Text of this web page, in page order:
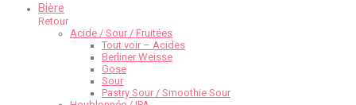
Bière
Retour
Acide / Sour / Fruitées
Tout voir – Acides
Berliner Weisse
Gose
Sour
Pastry Sour / Smoothie Sour